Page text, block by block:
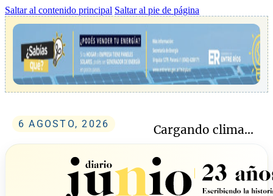
Saltar al contenido principal Saltar al pie de página
6 AGOSTO, 2026 Cargando clima...